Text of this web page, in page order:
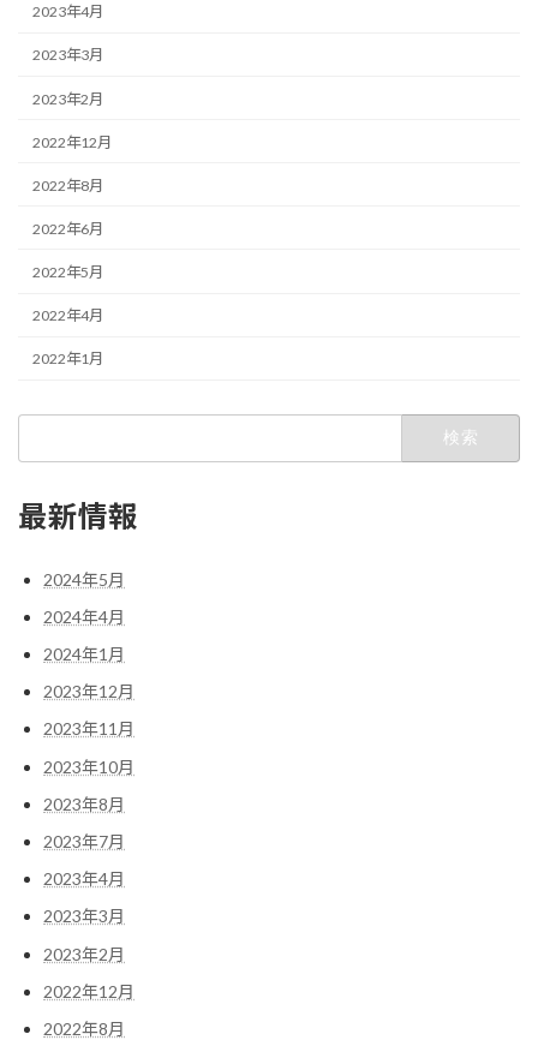
2023年4月
2023年3月
2023年2月
2022年12月
2022年8月
2022年6月
2022年5月
2022年4月
2022年1月
最新情報
2024年5月
2024年4月
2024年1月
2023年12月
2023年11月
2023年10月
2023年8月
2023年7月
2023年4月
2023年3月
2023年2月
2022年12月
2022年8月